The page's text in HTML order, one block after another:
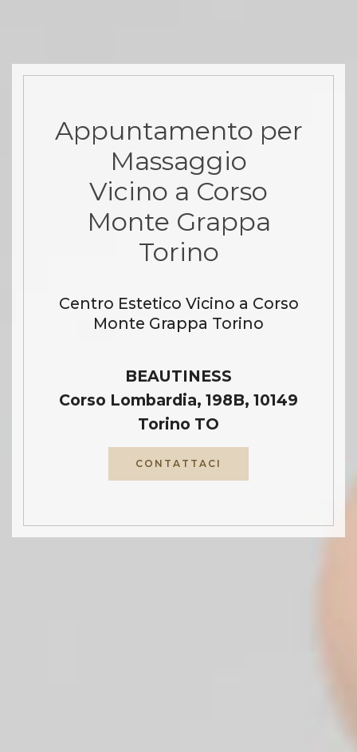
Appuntamento per
Massaggio
Vicino a Corso
Monte Grappa
Torino
Centro Estetico Vicino a Corso
Monte Grappa Torino
BEAUTINESS
Corso Lombardia, 198B, 10149
Torino TO
CONTATTACI